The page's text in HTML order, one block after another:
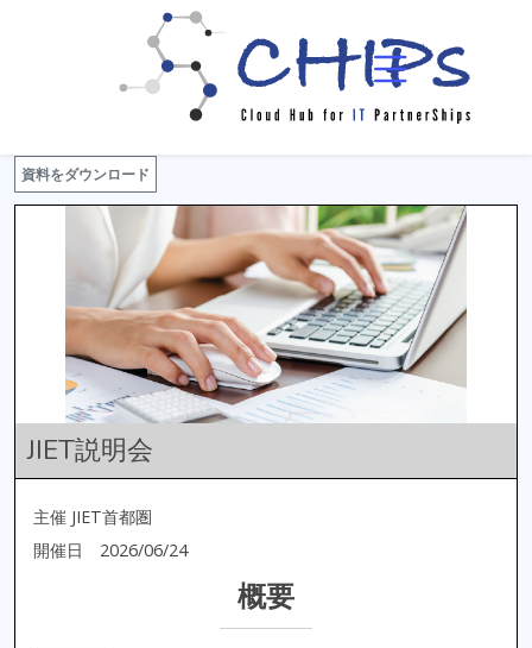
イベント詳細
資料をダウンロード
JIET説明会
主催 JIET首都圏
開催日 2026/06/24
概要